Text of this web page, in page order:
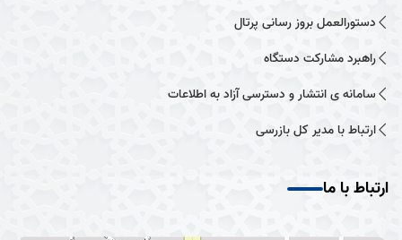
دستورالعمل بروز رسانی پرتال
راهبرد مشارکت دستگاه
سامانه ی انتشار و دسترسی آزاد به اطلاعات
ارتباط با مدیر کل بازرسی
ارتباط با ما